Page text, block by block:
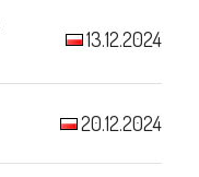
13.12.2024
20.12.2024